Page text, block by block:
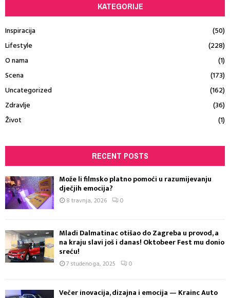
KATEGORIJE
Inspiracija
(50)
Lifestyle
(228)
O nama
(1)
Scena
(173)
Uncategorized
(162)
Zdravlje
(36)
Život
(1)
RECENT POSTS
Može li filmsko platno pomoći u razumijevanju
dječjih emocija?
8 travnja, 2026 0
Mladi Dalmatinac otišao do Zagreba u provod, a
na kraju slavi još i danas! Oktobeer Fest mu donio
sreću!
7 studenoga, 2025 0
Večer inovacija, dizajna i emocija — Krainc Auto